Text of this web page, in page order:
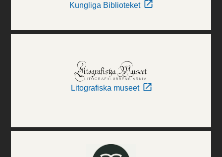
Kungliga Biblioteket
Litografiska museet